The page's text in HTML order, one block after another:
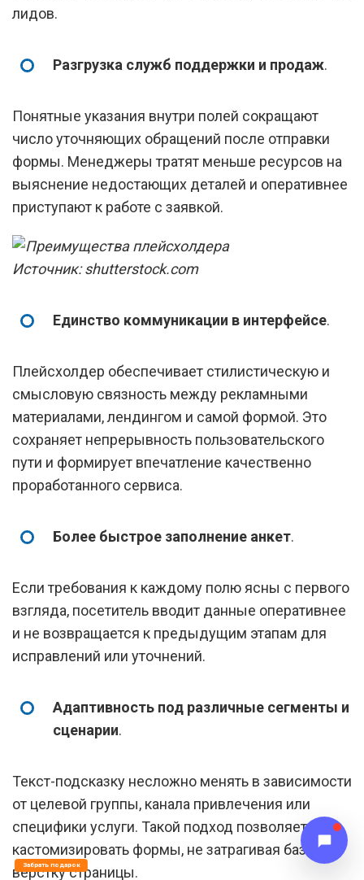
лидов.
Разгрузка служб поддержки и продаж.
Понятные указания внутри полей сокращают
число уточняющих обращений после отправки
формы. Менеджеры тратят меньше ресурсов на
выяснение недостающих деталей и оперативнее
приступают к работе с заявкой.
Источник: shutterstock.com
Единство коммуникации в интерфейсе.
Плейсхолдер обеспечивает стилистическую и
смысловую связность между рекламными
материалами, лендингом и самой формой. Это
сохраняет непрерывность пользовательского
пути и формирует впечатление качественно
проработанного сервиса.
Более быстрое заполнение анкет.
Если требования к каждому полю ясны с первого
взгляда, посетитель вводит данные оперативнее
и не возвращается к предыдущим этапам для
исправлений или уточнений.
Адаптивность под различные сегменты и
сценарии.
Текст-подсказку несложно менять в зависимости
от целевой группы, канала привлечения или
специфики услуги. Такой подход позволяет
кастомизировать формы, не затрагивая базовую
верстку страницы.
Забрать подарок